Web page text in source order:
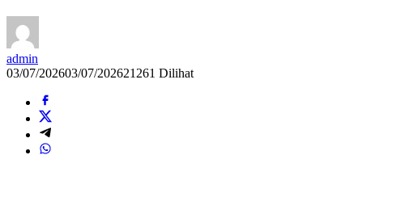
admin
03/07/202603/07/202621261 Dilihat